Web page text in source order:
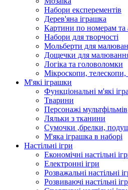
Набори експерементів
Дерев'яна іграшка
Картини по номерам та
Набори для творчості
Мольберти для
Дощечки для
Логіка та головоломки
Мікроскопи, телескопи,
М'які іграшки
Функціональні м'які
Тварини
Персонажі мультфільмів
Ляльки з тканини
Сумочки ,брелки,
М'яка іграшка в наборі
Настільні ігри
Економічні настільні
Електронні ігри
Розважальні настільні
Розвиваючі настільні